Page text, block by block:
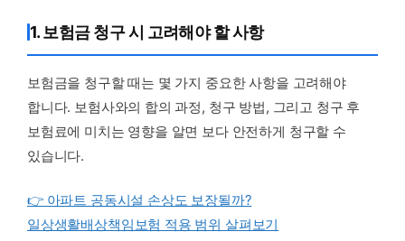
1. 보험금 청구 시 고려해야 할 사항
보험금을 청구할 때는 몇 가지 중요한 사항을 고려해야
합니다. 보험사와의 합의 과정, 청구 방법, 그리고 청구 후
보험료에 미치는 영향을 알면 보다 안전하게 청구할 수
있습니다.
👉 아파트 공동시설 손상도 보장될까?
일상생활배상책임보험 적용 범위 살펴보기